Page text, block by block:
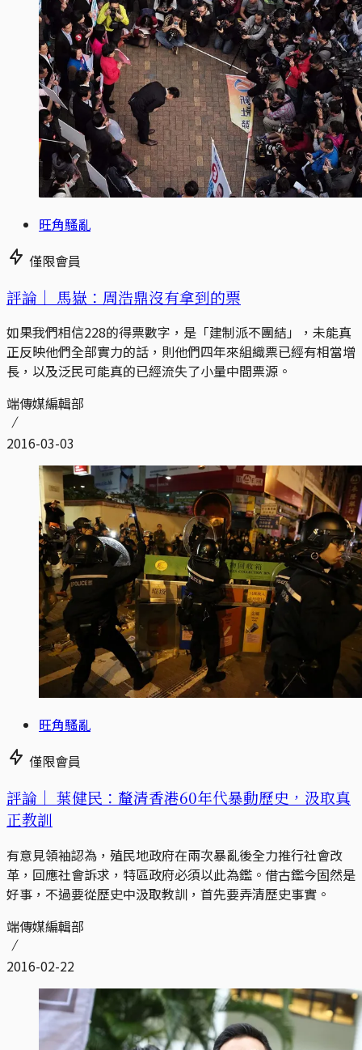
旺角騷亂
僅限會員
評論｜ 馬嶽：周浩鼎沒有拿到的票
如果我們相信228的得票數字，是「建制派不團結」，未能真
正反映他們全部實力的話，則他們四年來組織票已經有相當增
長，以及泛民可能真的已經流失了小量中間票源。
端傳媒編輯部
2016-03-03
旺角騷亂
僅限會員
評論｜ 葉健民：釐清香港60年代暴動歷史，汲取真
正教訓
有意見領袖認為，殖民地政府在兩次暴亂後全力推行社會改
革，回應社會訴求，特區政府必須以此為鑑。借古鑑今固然是
好事，不過要從歷史中汲取教訓，首先要弄清歷史事實。
端傳媒編輯部
2016-02-22